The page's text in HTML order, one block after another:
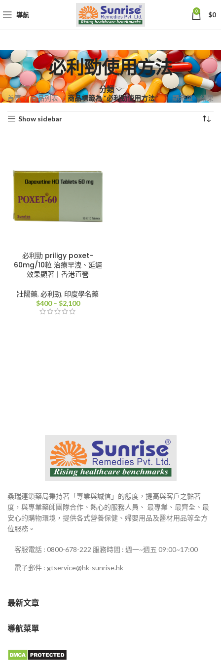
導航 0 $0
必利勁使用方法
分類
首頁 商品列表 商品標籤為 “必利勁使用方法” 顯示單一結果
Show sidebar
必利勁 priligy poxet-
60mg/10粒 治療早洩、延遲
效果顯著丨香港直營
壯陽藥, 必利勁, 印度學名藥
$400 – $2,100價
桑瑞連鎖藥局秉持著「專業與誠信」的態度，提高與客戶之黏著
度，與專業藥師團隊合作、熱心的服務人員、 最專業、最齊全、最
安心的購物環境，提供各式營養保健、婦嬰用品及醫材用品等全方
位服務。
客服電話 : 0800-678-222 服務時間 : 週一~週五 09:00~17:00
電子郵件 : gtservice@hk-sunrise.hk
最新文章
導航菜單